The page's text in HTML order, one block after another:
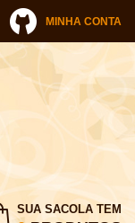
MINHA CONTA
SUA SACOLA TEM